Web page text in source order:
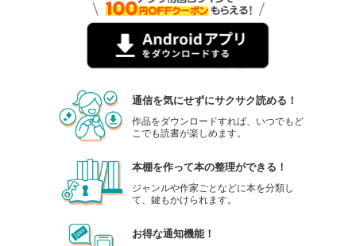
通信を気にせずにサクサク読める！
作品をダウンロードすれば、いつでもど
こでも読書が楽しめます。
本棚を作って本の整理ができる！
ジャンルや作家ごとなどに本を分類し
て、鍵もかけられます。
お得な通知機能！